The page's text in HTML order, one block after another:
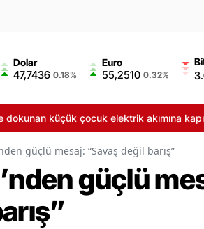
Dolar
47,7436 0.18%
Euro
55,2510 0.32%
küçük çocuk elektrik akımına kapılarak
güçlü mesaj: “Savaş değil barış”
güçlü